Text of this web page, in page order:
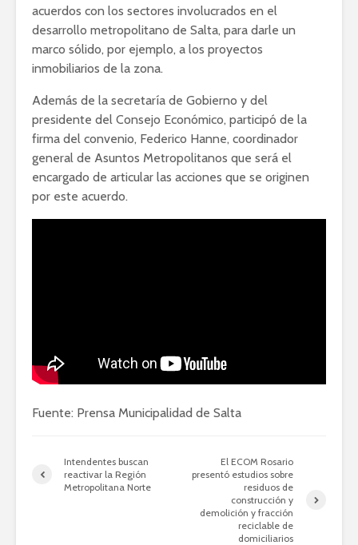
acuerdos con los sectores involucrados en el
desarrollo metropolitano de Salta, para darle un
marco sólido, por ejemplo, a los proyectos
inmobiliarios de la zona.
Además de la secretaría de Gobierno y del
presidente del Consejo Económico, participó de la
firma del convenio, Federico Hanne, coordinador
general de Asuntos Metropolitanos que será el
encargado de articular las acciones que se originen
por este acuerdo.
Fuente: Prensa Municipalidad de Salta
Intendentes buscan
reactivar la Región
Metropolitana Norte
El ECOM Rosario
presentó estudios sobre
residuos de
construcción y
demolición y fracción
reciclable de
domiciliarios